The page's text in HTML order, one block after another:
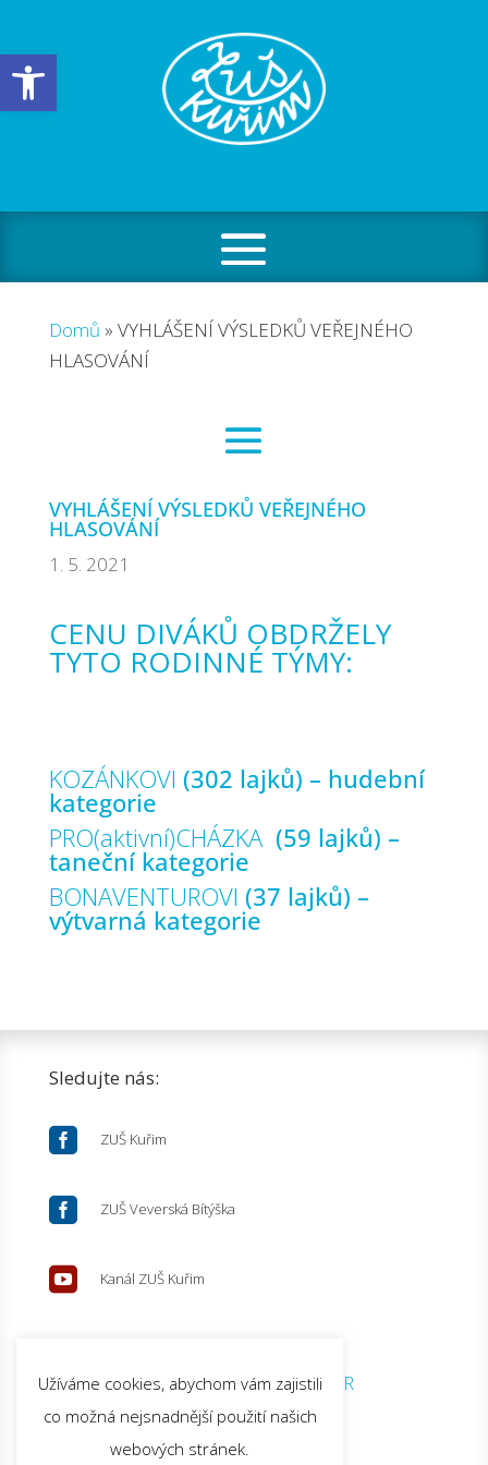
Open toolbar
Domů » VYHLÁŠENÍ VÝSLEDKŮ VEŘEJNÉHO
HLASOVÁNÍ
VYHLÁŠENÍ VÝSLEDKŮ VEŘEJNÉHO
HLASOVÁNÍ
1. 5. 2021
CENU DIVÁKŮ OBDRŽELY
TYTO RODINNÉ TÝMY:
KOZÁNKOVI (302 lajků) – hudební
kategorie
PRO(aktivní)CHÁZKA (59 lajků) –
taneční kategorie
BONAVENTUROVI (37 lajků) –
výtvarná kategorie
Sledujte nás:
 ZUŠ Kuřim
 ZUŠ Veverská Bítýška
 Kanál ZUŠ Kuřim
© 2026 ZUŠ Kuřim |GDPR
Užíváme cookies, abychom vám zajistili
co možná nejsnadnější použití našich
webových stránek.